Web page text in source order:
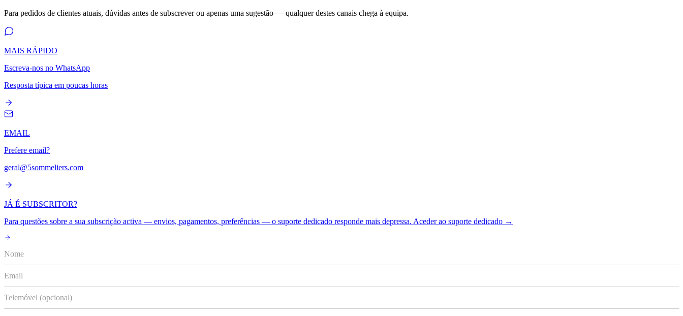
Para pedidos de clientes atuais, dúvidas antes de subscrever ou apenas uma sugestão — qualquer destes canais chega à equipa.
MAIS RÁPIDO
Escreva-nos no WhatsApp
Resposta típica em poucas horas
EMAIL
Prefere email?
geral@5sommeliers.com
JÁ É SUBSCRITOR?
Para questões sobre a sua subscrição activa — envios, pagamentos, preferências — o suporte dedicado responde mais depressa. Aceder ao suporte dedicado →